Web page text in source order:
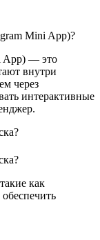
Mini App)?
App) — это
внутри
через
интерактивные
как